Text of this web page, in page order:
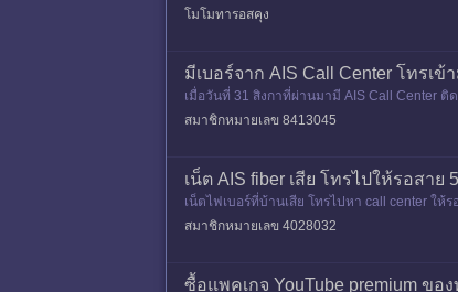
ต่พอเปลี่
โมโมทารอสคุง
มีเบอร์จาก AIS Call Center โทรเ
เมื่อวันที่ 31 สิงกาที่ผ่านมามี AIS Call Center ติ
มีมา เราก็
สมาชิกหมายเลข 8413045
เน็ต AIS fiber เสีย โทรไปให้รอสาย
เน็ตไฟเบอร์ที่บ้านเสีย โทรไปหา call center ใ
บริการเพื่อเปลี่
สมาชิกหมายเลข 4028032
ซื้อแพคเกจ YouTube premium ขอ